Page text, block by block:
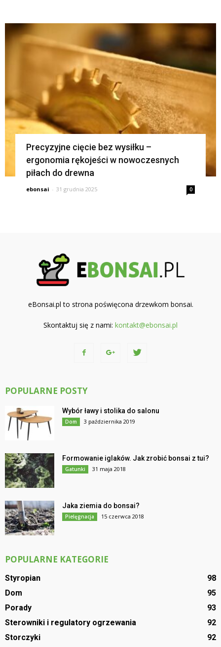
Precyzyjne cięcie bez wysiłku –
ergonomia rękojeści w nowoczesnych
piłach do drewna
ebonsai - 31 grudnia 2025 0
eBonsai.pl to strona poświęcona drzewkom bonsai.
Skontaktuj się z nami: kontakt@ebonsai.pl
POPULARNE POSTY
Wybór ławy i stolika do salonu
Dom 3 października 2019
Formowanie iglaków. Jak zrobić bonsai z tui?
Gatunki 31 maja 2018
Jaka ziemia do bonsai?
Pielęgnacja 15 czerwca 2018
POPULARNE KATEGORIE
Styropian
98
Dom
95
Porady
93
Sterowniki i regulatory ogrzewania
92
Storczyki
92